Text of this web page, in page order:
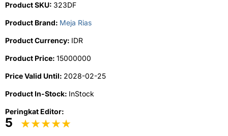
Product SKU: 323DF
Product Brand: Meja Rias
Product Currency: IDR
Product Price: 15000000
Price Valid Until: 2028-02-25
Product In-Stock: InStock
Peringkat Editor:
5